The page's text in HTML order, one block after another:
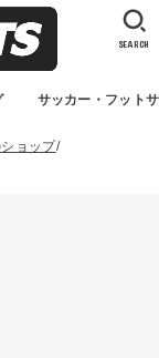
サッカー・フット
SEARCH
ョップ